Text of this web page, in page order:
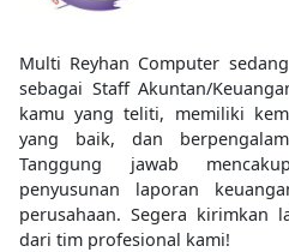
Multi Reyhan Computer
sebagai Staff Akuntan/
kamu yang teliti, memiliki
yang baik, dan
Tanggung jawab
penyusunan laporan
perusahaan. Segera kirimkan
dari tim profesional kami!